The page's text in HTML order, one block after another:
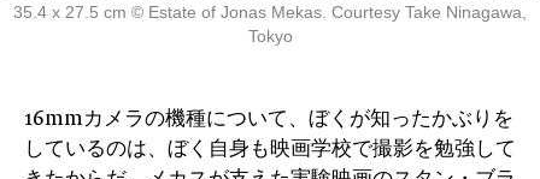
35.4 x 27.5 cm ©︎ Estate of Jonas Mekas. Courtesy Take Ninagawa,
Tokyo
16mmカメラの機種について、ぼくが知ったかぶりを
しているのは、ぼく自身も映画学校で撮影を勉強して